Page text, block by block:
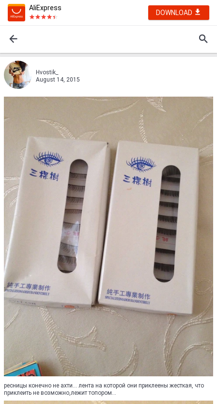
AliExpress
DOWNLOAD
Hvostik_
August 14, 2015
ресницы конечно не ахти... лента на которой они приклеены жесткая, что
приклеить не возможно,лежит топором...